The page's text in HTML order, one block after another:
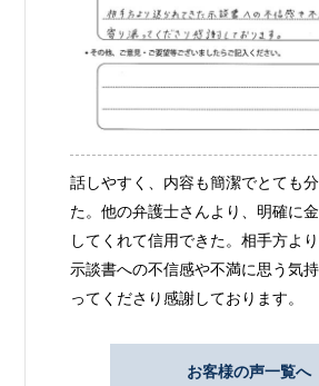
話しやすく、内容も簡潔でとても
た。他の弁護士さんより、明確に
してくれて信用できた。相手方よ
示談書への不信感や不満に思う気
ってくださり感謝しております。
お客様の声一覧へ